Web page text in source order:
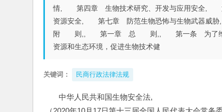
情, 第四章 生物技术研究、开发与应用安全,
资源安全, 第七章 防范生物恐怖与生物武
附 则,, 第一章 总 则,, 第一条 为了维护国家
资源和生态环境，促进生物技术健
关键词： 民商行政法律法规
中华人民共和国生物安全法,